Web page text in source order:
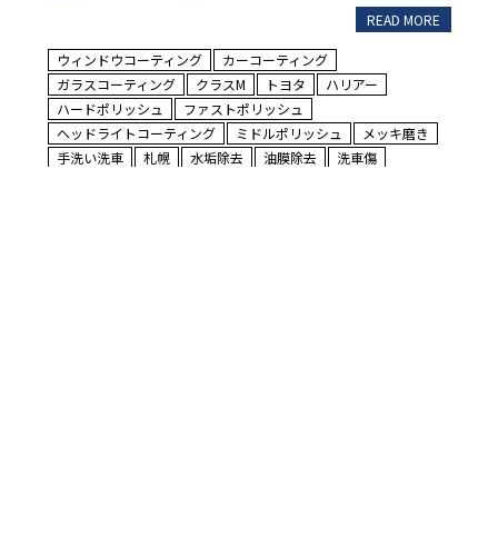
READ MORE
ウィンドウコーティング
カーコーティング
ガラスコーティング
クラスM トヨタ
ハリアー
ハードポリッシュ
ファストポリッシュ
ヘッドライトコーティング
ミドルポリッシュ
メッキ磨き
手洗い洗車
札幌 水垢除去 油膜除去
洗車傷